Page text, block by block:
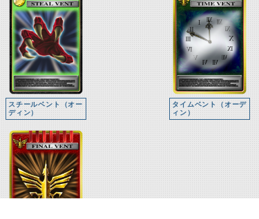
スチールベント（オー
ディン）
タイムベント（オーデ
ィン）